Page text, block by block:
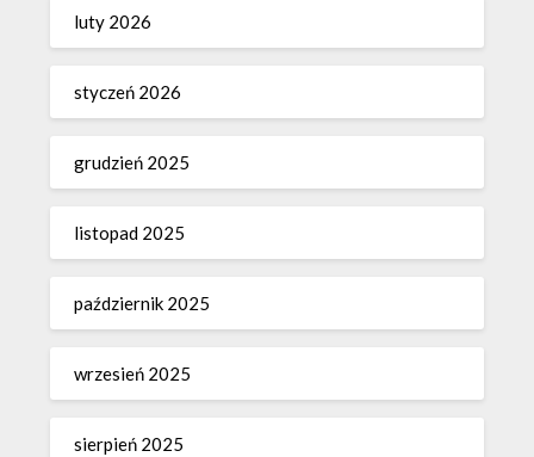
luty 2026
styczeń 2026
grudzień 2025
listopad 2025
październik 2025
wrzesień 2025
sierpień 2025